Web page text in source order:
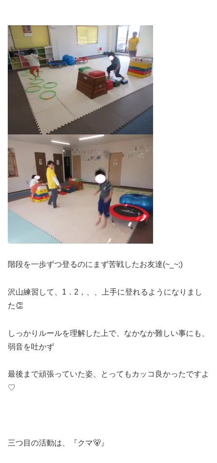
階段を一歩ずつ登るのにまず苦戦したお友達(~_~;)
沢山練習して、1．2，、、上手に登れるようになりまし
た👏
しっかりルールを理解した上で、なかなか難しい事にも、
弱音を吐かず
最後まで頑張っていた姿、とってもカッコ良かったですよ
♡
三つ目の活動は、『クマ🐻』